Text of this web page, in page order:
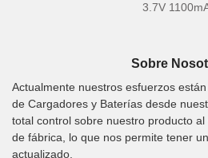
3.7V
Sobre
Actualmente nuestros esfuerzos
de Cargadores y Baterías desde
total control sobre nuestro producto
de fábrica, lo que nos permite tener
actualizado.